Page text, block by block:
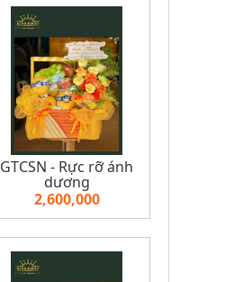
GTCSN - Rực rỡ ánh
dương
2,600,000